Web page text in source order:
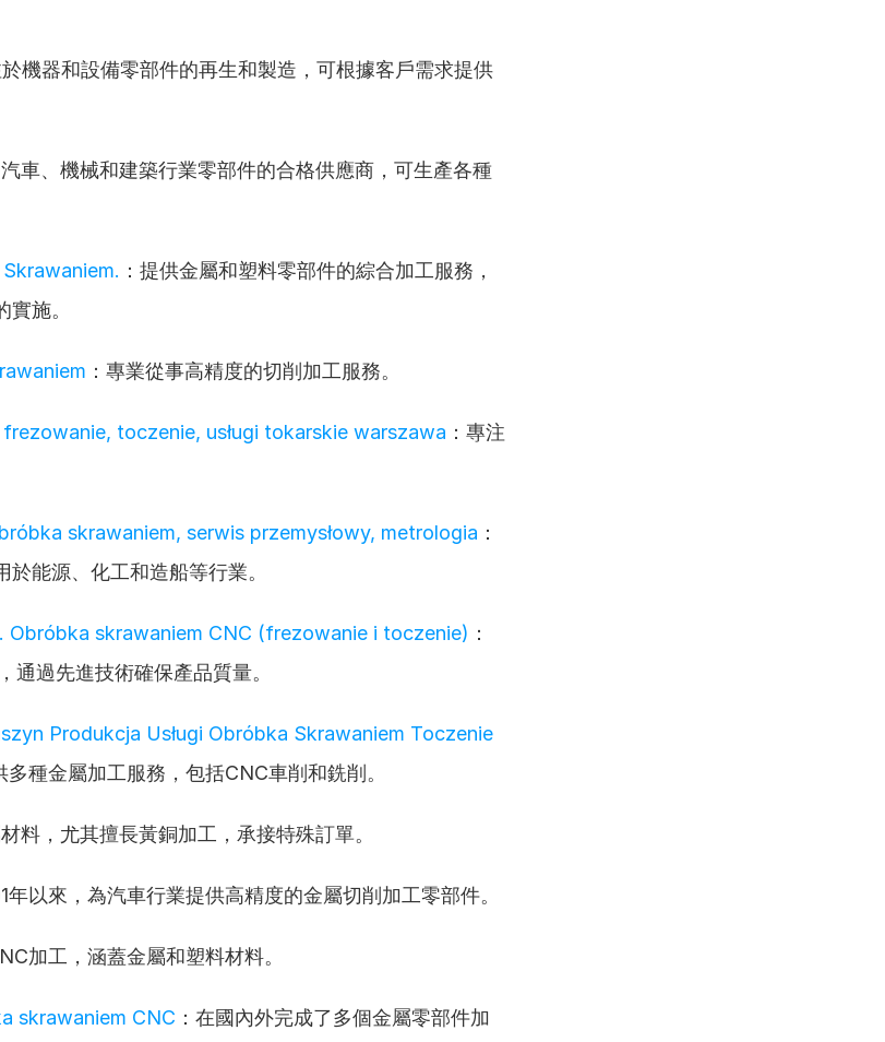
於機器和設備零部件的再生和製造，可根據客戶需求提供
汽車、機械和建築行業零部件的合格供應商，可生產各種
：提供金屬和塑料零部件的綜合加工服務，
施。
：專業從事高精度的切削加工服務。
toczenie, usługi tokarskie warszawa ：專注
skrawaniem, serwis przemysłowy, metrologia ：
能源、化工和造船等行業。
Obróbka skrawaniem CNC (frezowanie i toczenie) ：
通過先進技術確保產品質量。
Produkcja Usługi Obróbka Skrawaniem Toczenie
多種金屬加工服務，包括CNC車削和銑削。
料，尤其擅長黃銅加工，承接特殊訂單。
年以來，為汽車行業提供高精度的金屬切削加工零部件。
加工，涵蓋金屬和塑料材料。
skrawaniem CNC ：在國內外完成了多個金屬零部件加